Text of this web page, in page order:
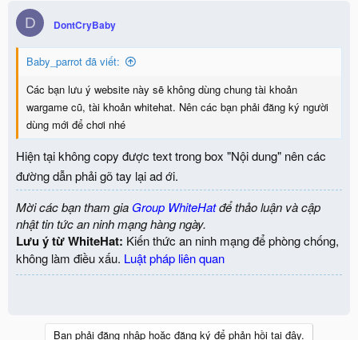
D DontCryBaby
Baby_parrot đã viết:
Các bạn lưu ý website này sẽ không dùng chung tài khoản
wargame cũ, tài khoản whitehat. Nên các bạn phải đăng ký người
dùng mới để chơi nhé
Hiện tại không copy được text trong box "Nội dung" nên các
đường dẫn phải gõ tay lại ad ới.
Mời các bạn tham gia Group WhiteHatđể thảo luận và cập
nhật tin tức an ninh mạng hàng ngày.
Lưu ý từ WhiteHat: Kiến thức an ninh mạng để phòng chống,
không làm điều xấu. Luật pháp liên quan
Bạn phải đăng nhập hoặc đăng ký để phản hồi tại đây.